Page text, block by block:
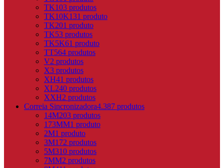
TK103 produtos
TK10K131 produto
TK201 produto
TK53 produtos
TK5K61 produto
TT564 produtos
V2 produtos
X3 produtos
XH41 produtos
XL240 produtos
XXH2 produtos
Correia Sincronizadora4.387 produtos
14M203 produtos
173MM1 produto
2M1 produto
3M172 produtos
5M310 produtos
7MM2 produtos